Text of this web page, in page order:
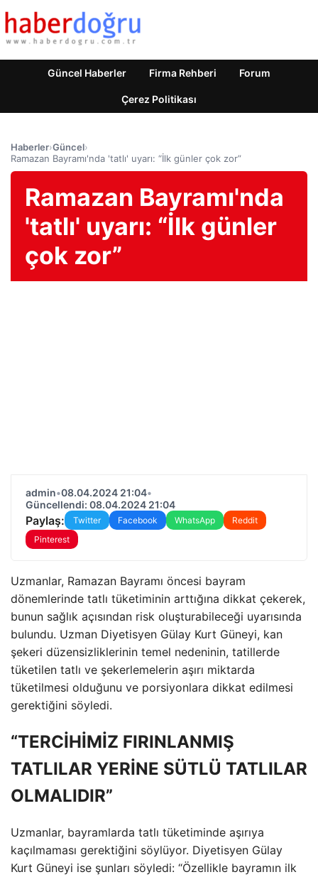
Güncel Haberler Firma Rehberi Forum
Çerez Politikası
Haberler›Güncel›
Ramazan Bayramı'nda 'tatlı' uyarı: “İlk günler çok zor”
Ramazan Bayramı'nda
'tatlı' uyarı: “İlk günler
çok zor”
admin•08.04.2024 21:04•
Güncellendi: 08.04.2024 21:04
Paylaş: Twitter Facebook WhatsApp
Reddit
Pinterest
Uzmanlar, Ramazan Bayramı öncesi bayram
dönemlerinde tatlı tüketiminin arttığına dikkat çekerek,
bunun sağlık açısından risk oluşturabileceği uyarısında
bulundu. Uzman Diyetisyen Gülay Kurt Güneyi, kan
şekeri düzensizliklerinin temel nedeninin, tatillerde
tüketilen tatlı ve şekerlemelerin aşırı miktarda
tüketilmesi olduğunu ve porsiyonlara dikkat edilmesi
gerektiğini söyledi.
“TERCİHİMİZ FIRINLANMIŞ
TATLILAR YERİNE SÜTLÜ TATLILAR
OLMALIDIR”
Uzmanlar, bayramlarda tatlı tüketiminde aşırıya
kaçılmaması gerektiğini söylüyor. Diyetisyen Gülay
Kurt Güneyi ise şunları söyledi: “Özellikle bayramın ilk